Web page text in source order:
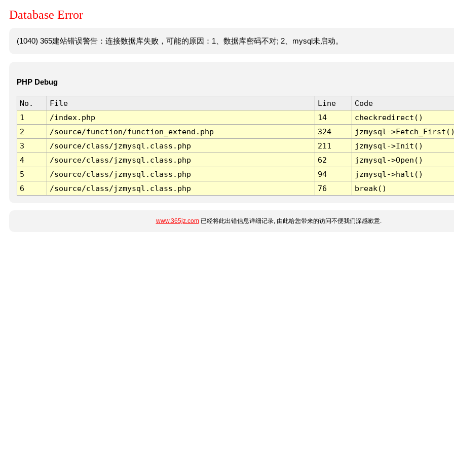
Database Error
(1040) 365建站错误警告：连接数据库失败，可能的原因：1、数据库密码不对; 2、mysql未启动。
PHP Debug
No. File Line
Code
1
/index.php 14
checkredirect()
2
/source/function/function_extend.php 324
jzmysql-
3
/source/class/jzmysql.class.php 211
jzmysql->Init()
4
/source/class/jzmysql.class.php 62
jzmysql->Open()
5
/source/class/jzmysql.class.php 94
jzmysql->halt()
6
/source/class/jzmysql.class.php 76 break()
www.365jz.com已经将此出错信息详细记录, 由此给您带来的访问不便我们深感歉意.